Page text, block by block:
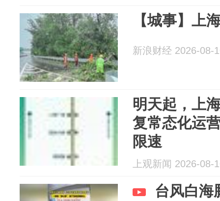
【城事】上
新浪财经 2026-08-
明天起，上
复常态化运
限速
上观新闻 2026-08-
台风白海